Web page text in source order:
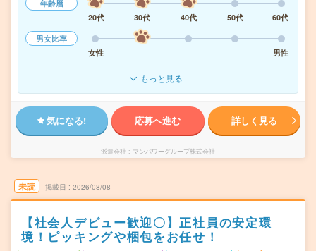
年齢層
20代
30代 40代 50代
60代
男女比率
女性
男性
もっと見る
気になる! 応募へ進む 詳しく見る
派遣会社 マンパワーグループ株式会社
未読 掲載日 2026/08/08
【社会人デビュー歓迎〇】正社員の安定環
境！ピッキングや梱包をお任せ！